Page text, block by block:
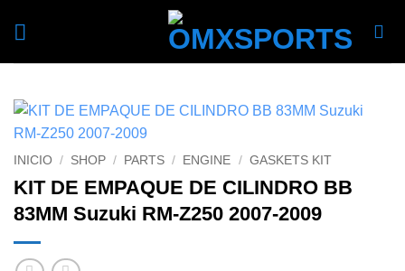
INICIO / SHOP / PARTS / ENGINE / GASKETS KIT
KIT DE EMPAQUE DE CILINDRO BB
83MM Suzuki RM-Z250 2007-2009